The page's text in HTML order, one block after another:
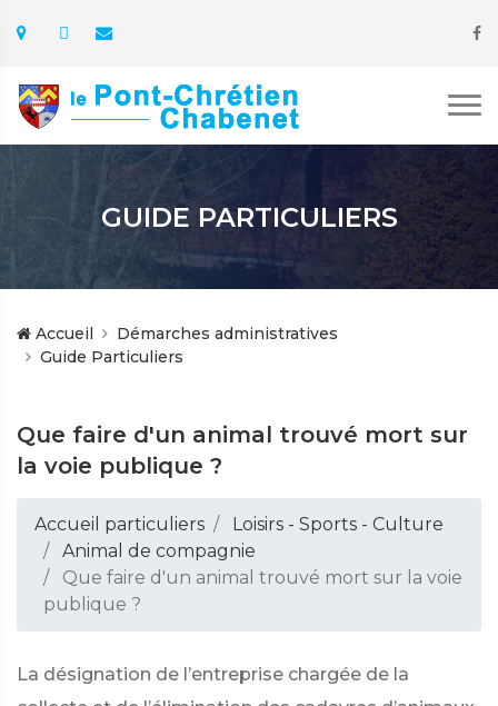
GUIDE PARTICULIERS
Accueil
Démarches administratives
Guide Particuliers
Que faire d'un animal trouvé mort sur
la voie publique ?
Accueil particuliers
Loisirs - Sports - Culture
Animal de compagnie
Que faire d'un animal trouvé mort sur la voie
publique ?
La désignation de l’entreprise chargée de la